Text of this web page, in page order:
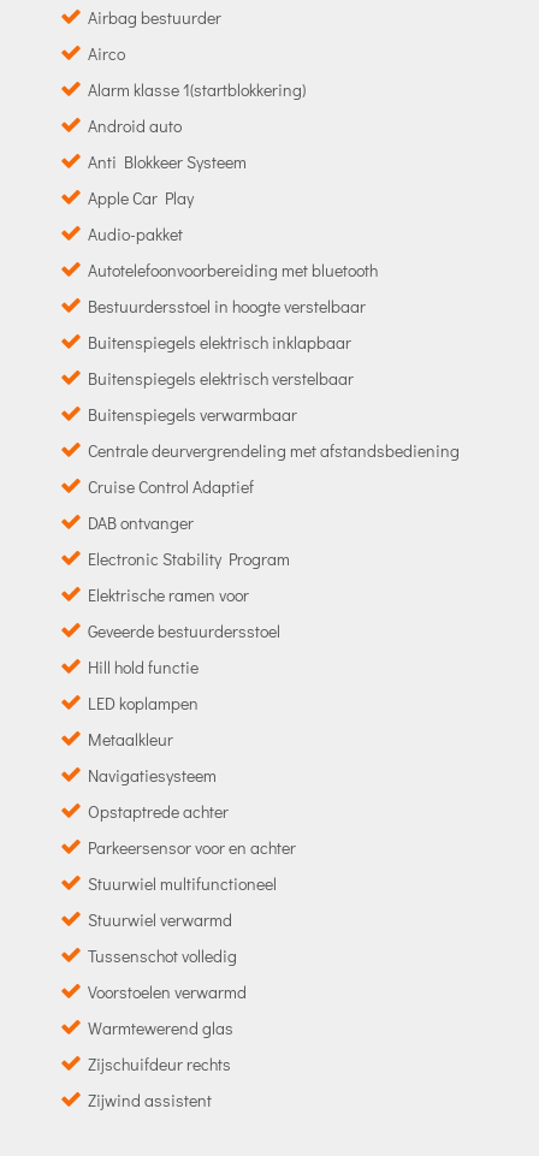
Airbag bestuurder
Airco
Alarm klasse 1(startblokkering)
Android auto
Anti Blokkeer Systeem
Apple Car Play
Audio-pakket
Autotelefoonvoorbereiding met bluetooth
Bestuurdersstoel in hoogte verstelbaar
Buitenspiegels elektrisch inklapbaar
Buitenspiegels elektrisch verstelbaar
Buitenspiegels verwarmbaar
Centrale deurvergrendeling met afstandsbediening
Cruise Control Adaptief
DAB ontvanger
Electronic Stability Program
Elektrische ramen voor
Geveerde bestuurdersstoel
Hill hold functie
LED koplampen
Metaalkleur
Navigatiesysteem
Opstaptrede achter
Parkeersensor voor en achter
Stuurwiel multifunctioneel
Stuurwiel verwarmd
Tussenschot volledig
Voorstoelen verwarmd
Warmtewerend glas
Zijschuifdeur rechts
Zijwind assistent